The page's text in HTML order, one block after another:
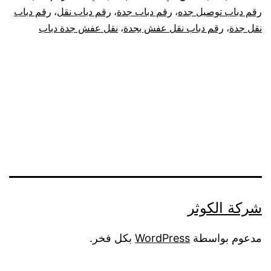
رقم دباب توصيل جده، رقم دباب جدة، رقم دباب نقل، رقم دباب
نقل جدة، رقم دباب نقل عفش بجدة، نقل عفش جدة دباب
شركة الكوثر
مدعوم بواسطة WordPress بكل فخر.